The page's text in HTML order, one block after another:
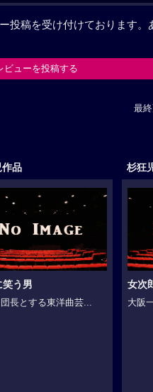
投稿を受け付けております。
ビューを投稿する
最
作品
笑う男
長とする東洋曲芸...
杉狂
女次
大阪